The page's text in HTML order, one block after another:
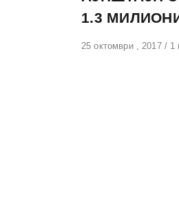
1.3
Објавено
25 октомври , 2017 1